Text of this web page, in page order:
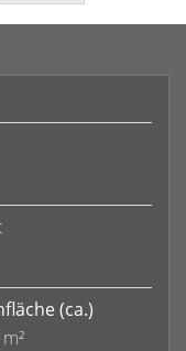
(ca.)